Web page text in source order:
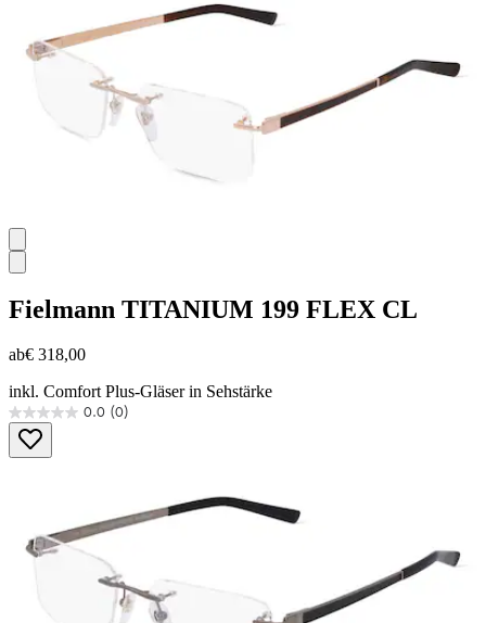
Fielmann TITANIUM 199 FLEX CL
ab€ 318,00
inkl. Comfort Plus-Gläser in Sehstärke
0.0 (0)
0.0
von
5